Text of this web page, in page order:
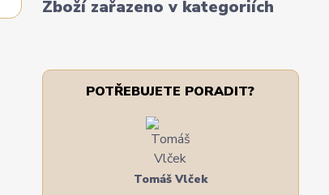
Zboží zařazeno v kategoriích
POTŘEBUJETE PORADIT?
Tomáš Vlček